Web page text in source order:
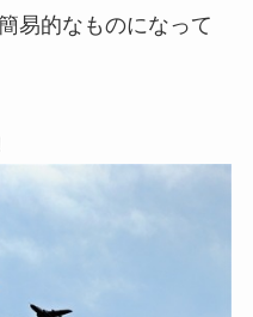
易的なものになって